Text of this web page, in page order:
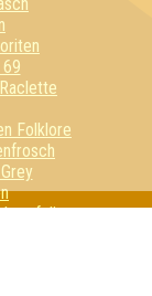
Folklore